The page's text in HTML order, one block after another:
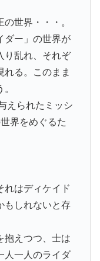
世界・・・。
ダー」の世界が
り乱れ、それぞ
れる。このまま
えられたミッシ
界をめぐるた
れはディケイド
もしれないと存
抱えつつ、士は
人一人のライダ